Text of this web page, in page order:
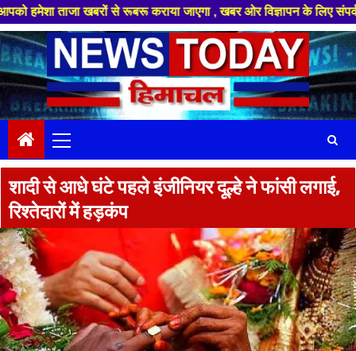
खबरों से रूबरू कराया जाएगा , खबर ओर विज्ञापन के लिए संपर्क करे
Skip
to
content
Menu
शादी से आधे घंटे पहले इंजीनियर दूल्हे ने फांसी लगाई,
रिश्तेदारों में हड़कंप